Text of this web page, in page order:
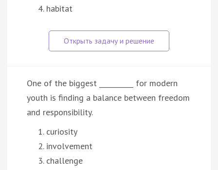
habitat
One of the biggest __________ for modern
youth is finding a balance between freedom
and responsibility.
curiosity
involvement
challenge